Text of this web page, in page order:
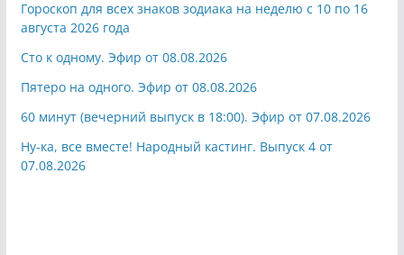
Гороскоп для всех знаков зодиака на неделю с 10 по 16
августа 2026 года
Сто к одному. Эфир от 08.08.2026
Пятеро на одного. Эфир от 08.08.2026
60 минут (вечерний выпуск в 18:00). Эфир от 07.08.2026
Ну-ка, все вместе! Народный кастинг. Выпуск 4 от
07.08.2026